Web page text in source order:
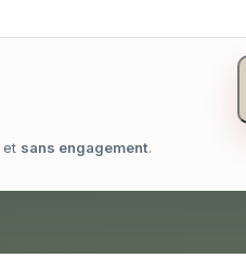
et sans engagement.